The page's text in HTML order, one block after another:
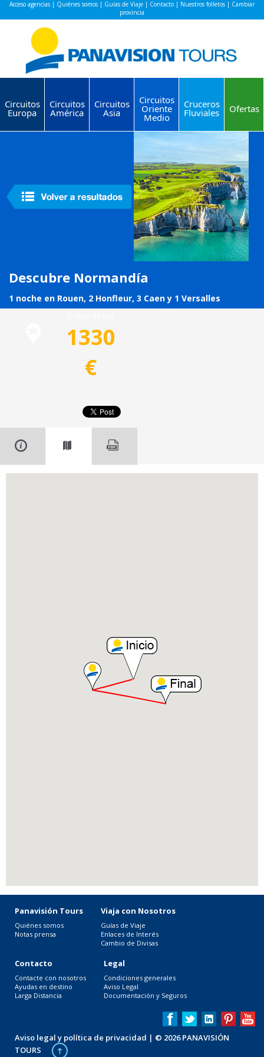
Acceso agencias | Quiénes somos | Guías de Viaje | Contacto | Nuestros folletos | Cambiar
provincia
Circuitos
Europa
Circuitos
América
Circuitos
Asia
Circuitos
Oriente
Medio
Cruceros
Fluviales Ofertas
Descubre Normandía
1 noche en Rouen, 2 Honfleur, 3 Caen y 1 Versalles
1330
€
Panavisión Tours
Quiénes somos
Notas prensa
Viaja con Nosotros
Guías de Viaje
Enlaces de Interés
Cambio de Divisas
Contacto
Contacte con nosotros
Ayudas en destino
Larga Distancia
Legal
Condiciones generales
Aviso Legal
Documentación y Seguros
Aviso legal y política de privacidad | © 2026 PANAVISIÓN
TOURS